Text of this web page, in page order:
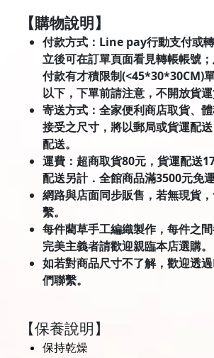
【購物說明】
付款方式：Line pay行動支付或
立後可在訂單頁面看見轉帳帳號
付款有才積限制(<45*30*30CM)
以下，下單前請注意，不開放貨運
寄送方式：全家便利商店取貨、
接受之尺寸，將以郵局或貨運配
配送。
運費：超商取貨80元，貨運配送
配送另計．全館商品滿3500元免運
網路與店面同步販售，若無現貨
繫。
每件藺草手工編織製作，每件之
完美主義者請歡迎親臨本店選購。
如若對商品尺寸不了解，歡迎透
們聯繫。
【保養說明】
保持乾燥